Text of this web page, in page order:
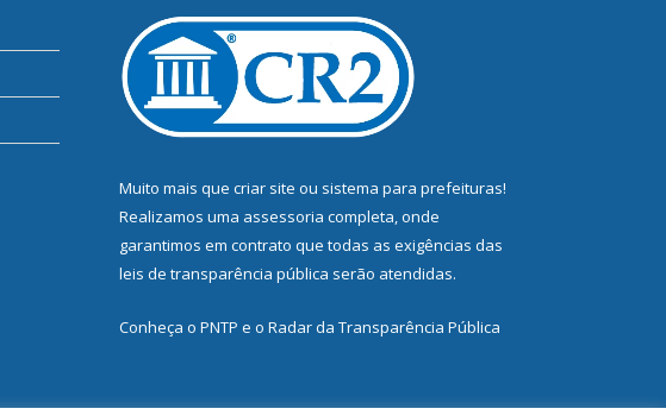
Muito mais que criar site ou sistema para prefeituras!
Realizamos uma assessoria completa, onde
garantimos em contrato que todas as exigências das
leis de transparência pública serão atendidas.
Conheça o PNTP e o Radar da Transparência Pública